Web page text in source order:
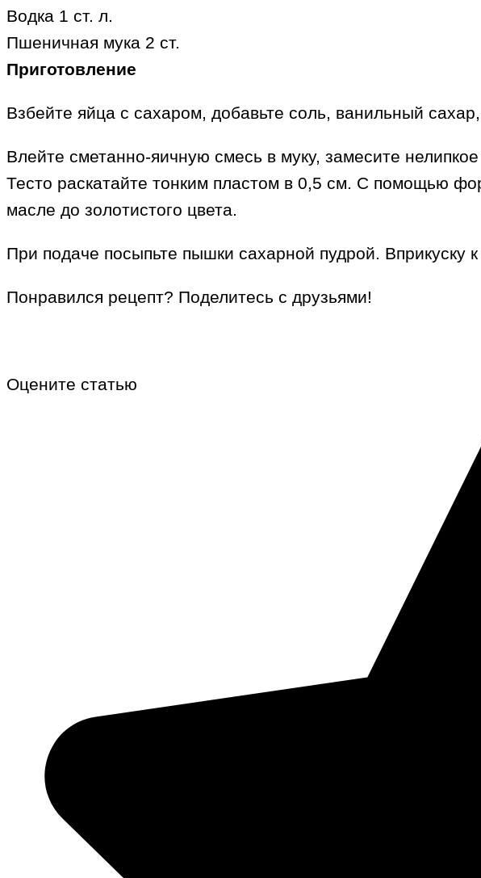
Водка 1 ст. л.
Пшеничная мука 2 ст.
Приготовление
Взбейте яйца с сахаром, добавьте соль, ванильный
Влейте сметанно-яичную смесь в муку, замесите
Тесто раскатайте тонким пластом в 0,5 см. С помощью
масле до золотистого цвета.
При подаче посыпьте пышки сахарной пудрой. Вприкуску
Понравился рецепт? Поделитесь с друзьями!
Оцените статью